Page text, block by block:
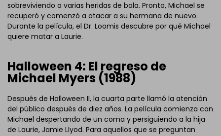
sobreviviendo a varias heridas de bala. Pronto, Michael se
recuperó y comenzó a atacar a su hermana de nuevo.
Durante la película, el Dr. Loomis descubre por qué Michael
quiere matar a Laurie.
Halloween 4: El regreso de
Michael Myers (1988)
Después de Halloween II, la cuarta parte llamó la atención
del público después de diez años. La película comienza con
Michael despertando de un coma y persiguiendo a la hija
de Laurie, Jamie Llyod. Para aquellos que se preguntan